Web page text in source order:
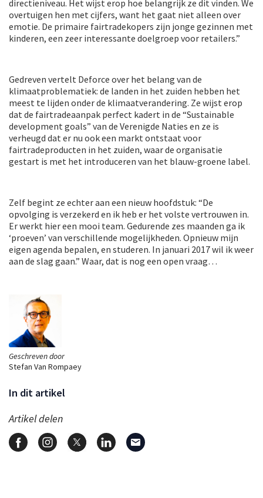
Geschreven door
Stefan Van Rompaey
In dit artikel
Artikel delen
directieniveau. Het wijst erop hoe belangrijk ze dit vinden. We
overtuigen hen met cijfers, want het gaat niet alleen over
emotie. De primaire fairtradekopers zijn jonge gezinnen met
kinderen, een zeer interessante doelgroep voor retailers.”
Gedreven vertelt Deforce over het belang van de
klimaatproblematiek: de landen in het zuiden hebben het
meest te lijden onder de klimaatverandering. Ze wijst erop
dat de fairtradeaanpak perfect kadert in de “Sustainable
development goals” van de Verenigde Naties en ze is
verheugd dat er nu ook een markt ontstaat voor
fairtradeproducten in het zuiden, waar de organisatie
gestart is met het introduceren van het blauw-groene label.
Zelf begint ze echter aan een nieuw hoofdstuk: “De
opvolging is verzekerd en ik heb er het volste vertrouwen in.
Er werkt hier een mooi team. Gedurende zes maanden ga ik
‘proeven’ van verschillende mogelijkheden. Opnieuw mijn
eigen agenda bepalen, en studeren. In januari 2017 wil ik weer
aan de slag gaan.” Waar, dat is nog een open vraag…